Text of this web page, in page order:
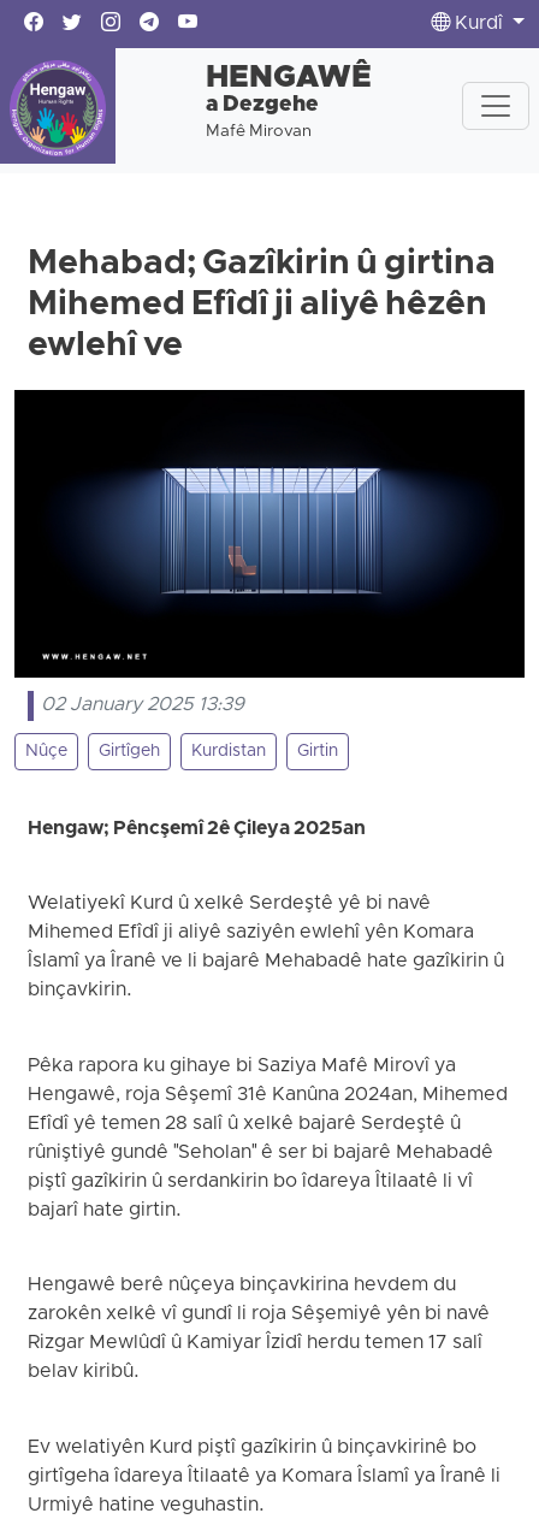
Kurdî
HENGAWÊ
a Dezgehe
Mafê Mirovan
Mehabad; Gazîkirin û girtina
Mihemed Efîdî ji aliyê hêzên
ewlehî ve
02 January 2025 13:39
Nûçe Girtîgeh Kurdistan Girtin
Hengaw; Pêncşemî 2ê Çileya 2025an
Welatiyekî Kurd û xelkê Serdeştê yê bi navê
Mihemed Efîdî ji aliyê saziyên ewlehî yên Komara
Îslamî ya Îranê ve li bajarê Mehabadê hate gazîkirin û
binçavkirin.
Pêka rapora ku gihaye bi Saziya Mafê Mirovî ya
Hengawê, roja Sêşemî 31ê Kanûna 2024an, Mihemed
Efîdî yê temen 28 salî û xelkê bajarê Serdeştê û
rûniştiyê gundê "Seholan" ê ser bi bajarê Mehabadê
piştî gazîkirin û serdankirin bo îdareya Îtilaatê li vî
bajarî hate girtin.
Hengawê berê nûçeya binçavkirina hevdem du
zarokên xelkê vî gundî li roja Sêşemiyê yên bi navê
Rizgar Mewlûdî û Kamiyar Îzidî herdu temen 17 salî
belav kiribû.
Ev welatiyên Kurd piştî gazîkirin û binçavkirinê bo
girtîgeha îdareya Îtilaatê ya Komara Îslamî ya Îranê li
Urmiyê hatine veguhastin.